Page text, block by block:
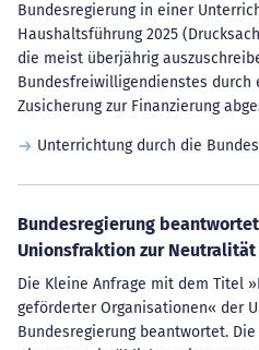
Bundesregierung in einer
Haushaltsführung 2025
die meist überjährig
Bundesfreiwilligendienstes durch
Zusicherung zur Finanzierung
Unterrichtung durch die
Bundesregierung
Unionsfraktion zur Neutralität
Die Kleine Anfrage mit dem Titel
geförderter Organisationen« der
Bundesregierung beantwortet.